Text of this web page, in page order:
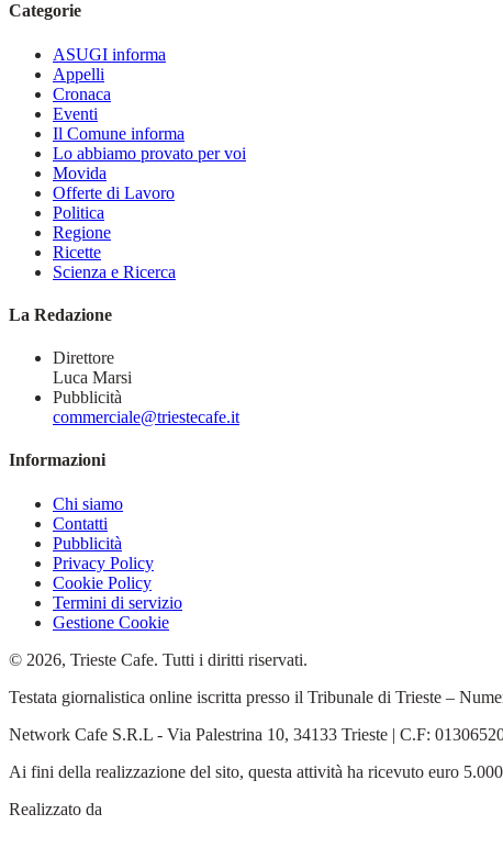
Categorie
ASUGI informa
Appelli
Cronaca
Eventi
Il Comune informa
Lo abbiamo provato per voi
Movida
Offerte di Lavoro
Politica
Regione
Ricette
Scienza e Ricerca
La Redazione
Direttore
Luca Marsi
Pubblicità
commerciale@triestecafe.it
Informazioni
Chi siamo
Contatti
Pubblicità
Privacy Policy
Cookie Policy
Termini di servizio
Gestione Cookie
© 2026, Trieste Cafe. Tutti i diritti riservati.
Testata giornalistica online iscritta presso il Tribunale di Trieste –
Network Cafe S.R.L - Via Palestrina 10, 34133 Trieste | C.F:
Ai fini della realizzazione del sito, questa attività ha ricevuto euro
Realizzato da